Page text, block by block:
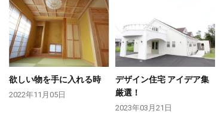
欲しい物を手に入れる時
2022年11月05日
デザイン住宅 アイデア集
厳選！
2023年03月21日